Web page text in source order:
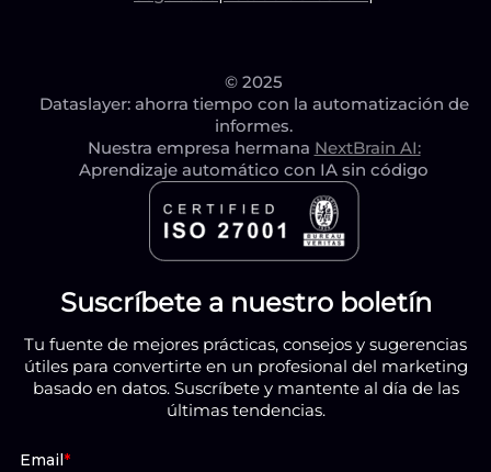
Suscríbete a nuestro boletín
Tu fuente de mejores prácticas, consejos y sugerencias
útiles para convertirte en un profesional del marketing
basado en datos. Suscríbete y mantente al día de las
últimas tendencias.
© 2025
Dataslayer: ahorra tiempo con la automatización de
informes.
Nuestra empresa hermana NextBrain AI:
Aprendizaje automático con IA sin código